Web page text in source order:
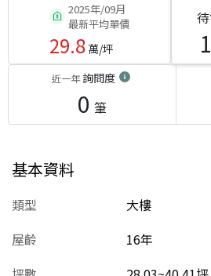
2025年/09月
最新平均單價
29.8萬/坪 1
近一年詢問度
0 筆
基本資料
類型
大樓
屋齡
16年